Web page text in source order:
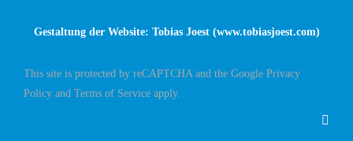
Gestaltung der Website: Tobias Joest (www.tobiasjoest.com)
This site is protected by reCAPTCHA and the Google Privacy
Policy and Terms of Service apply.